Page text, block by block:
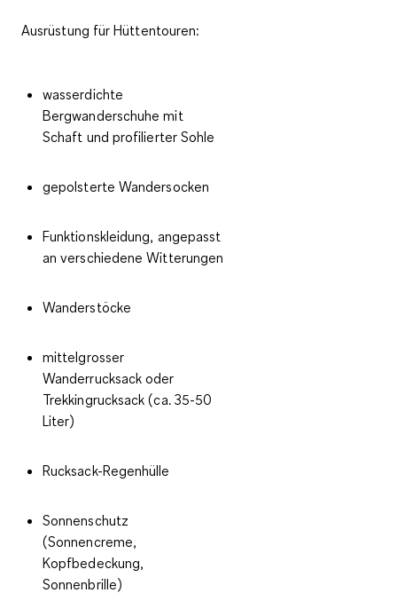
Ausrüstung für Hüttentouren:
wasserdichte
Bergwanderschuhe mit
Schaft und profilierter Sohle
gepolsterte Wandersocken
Funktionskleidung, angepasst
an verschiedene Witterungen
Wanderstöcke
mittelgrosser
Wanderrucksack oder
Trekkingrucksack (ca. 35-50
Liter)
Rucksack-Regenhülle
Sonnenschutz
(Sonnencreme,
Kopfbedeckung,
Sonnenbrille)